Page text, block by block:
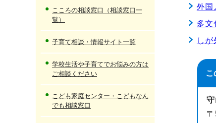
外国
多文
し
こ
こころの相談窓口（相談窓口一
覧）
子育て相談・情報サイト一覧
学校生活や子育てでお悩みの方は
ご相談ください
こども家庭センター・こどもなん
でも相談窓口